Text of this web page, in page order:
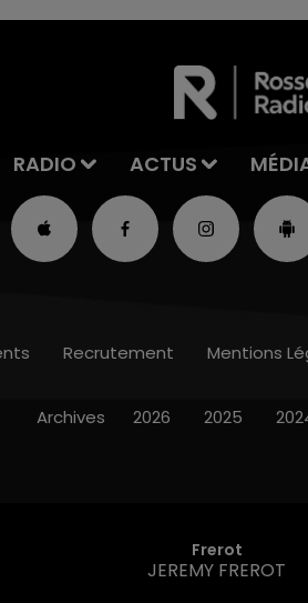
RADIO ACTUS
Frerot
JEREMY FREROT
Recrutement Mentions
Archives 2026 2025